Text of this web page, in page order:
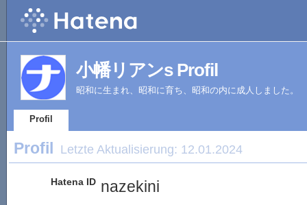
小幡リアンs Profil
昭和に生まれ、昭和に育ち、昭和の内に成人しました。
Profil
Profil Letzte Aktualisierung: 12.01.2024
Hatena ID nazekini